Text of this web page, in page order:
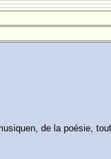
de la poésie,